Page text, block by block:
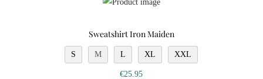
Sweatshirt Iron Maiden
S M L XL XXL
€25.95